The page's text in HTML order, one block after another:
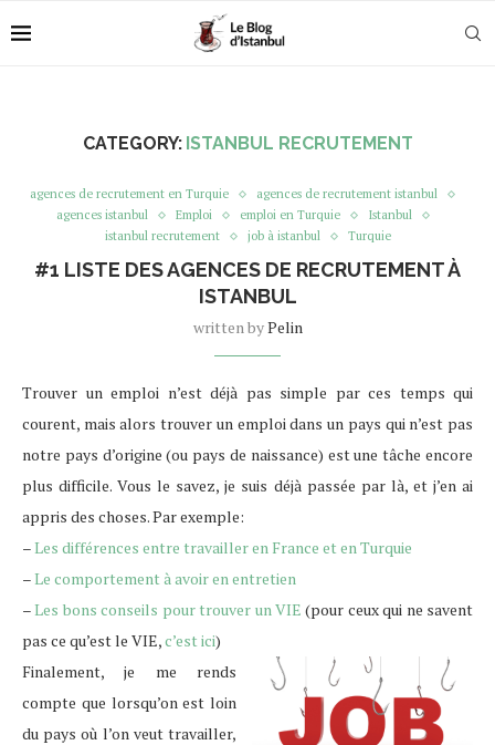
CATEGORY: ISTANBUL RECRUTEMENT
agences de recrutement en Turquie
agences de recrutement istanbul
agences istanbul
Emploi emploi en Turquie
Istanbul
istanbul recrutement
job à istanbul Turquie
#1 LISTE DES AGENCES DE RECRUTEMENT À
ISTANBUL
written byPelin
Trouver un emploi n’est déjà pas simple par ces temps qui
courent, mais alors trouver un emploi dans un pays qui n’est pas
notre pays d’origine (ou pays de naissance) est une tâche encore
plus difficile. Vous le savez, je suis déjà passée par là, et j’en ai
appris des choses. Par exemple:
–Les différences entre travailler en France et en Turquie
–Le comportement à avoir en entretien
–Les bons conseils pour trouver un VIE (pour ceux qui ne savent
pas ce qu’est le VIE,c’est ici)
Finalement, je me rends
compte que lorsqu’on est loin
du pays où l’on veut travailler,